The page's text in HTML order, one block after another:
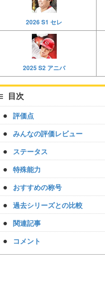
2026 S1 セレ
2025 S2 アニバ
目次
評価点
みんなの評価レビュー
ステータス
特殊能力
おすすめの称号
過去シリーズとの比較
関連記事
コメント